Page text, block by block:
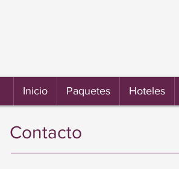
Inicio Paquetes Hoteles
Contacto